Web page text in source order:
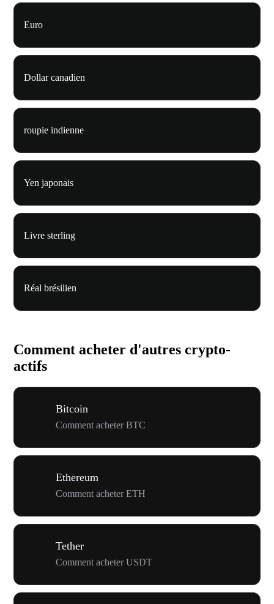
Euro
Dollar canadien
roupie indienne
Yen japonais
Livre sterling
Réal brésilien
Comment acheter d'autres crypto-
actifs
Bitcoin
Comment acheter BTC
Ethereum
Comment acheter ETH
Tether
Comment acheter USDT